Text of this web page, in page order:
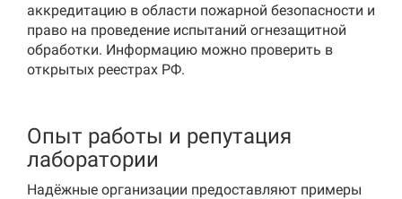
аккредитацию в области пожарной безопасности и
право на проведение испытаний огнезащитной
обработки. Информацию можно проверить в
открытых реестрах РФ.
Опыт работы и репутация
лаборатории
Надёжные организации предоставляют примеры